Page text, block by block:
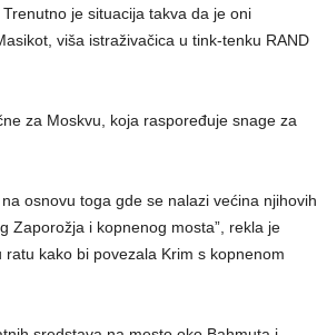
je situacija takva da je oni
viša istraživačica u tink-tenku RAND
za Moskvu, koja raspoređuje snage za
osnovu toga gde se nalazi većina njihovih
Zaporožja i kopnenog mosta”, rekla je
kako bi povezala Krim s kopnenom